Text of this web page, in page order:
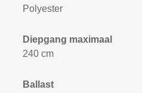
Polyester
Diepgang maximaal
240 cm
Ballast